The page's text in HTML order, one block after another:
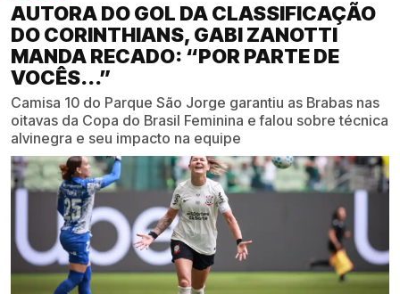
AUTORA DO GOL DA CLASSIFICAÇÃO
DO CORINTHIANS, GABI ZANOTTI
MANDA RECADO: “POR PARTE DE
VOCÊS...”
Camisa 10 do Parque São Jorge garantiu as Brabas nas
oitavas da Copa do Brasil Feminina e falou sobre técnica
alvinegra e seu impacto na equipe